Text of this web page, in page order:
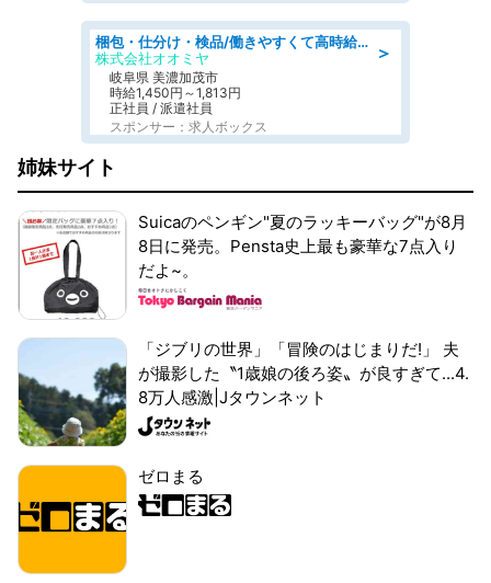
＞
梱包・仕分け・検品/働きやすくて高時給の仕分け作業長期休暇充実/残業なし
株式会社オオミヤ
岐阜県 美濃加茂市
時給1,450円～1,813円
正社員 / 派遣社員
スポンサー：求人ボックス
姉妹サイト
Suicaのペンギン"夏のラッキーバッグ"が8月
8日に発売。Pensta史上最も豪華な7点入り
だよ~。
「ジブリの世界」「冒険のはじまりだ!」 夫
が撮影した〝1歳娘の後ろ姿〟が良すぎて...4.
8万人感激|Jタウンネット
ゼロまる